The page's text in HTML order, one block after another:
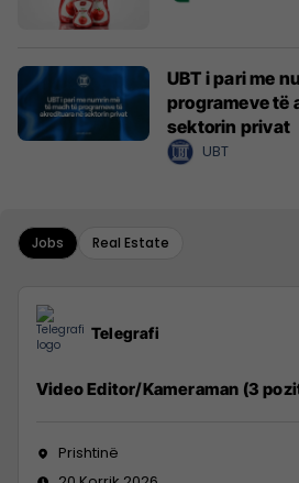
UBT i pari me
programeve të
sektorin privat
UBT
Jobs Real Estate
Telegrafi
Video Editor/Kameraman (3
Prishtinë